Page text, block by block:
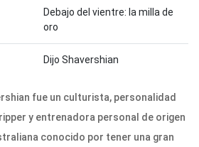
Debajo del vientre: la milla de
oro
Dijo Shavershian
fue un culturista, personalidad
y entrenadora personal de origen
conocido por tener una gran